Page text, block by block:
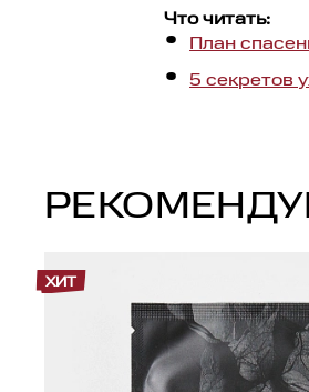
Что читать:
План
5 секретов
ХИТ